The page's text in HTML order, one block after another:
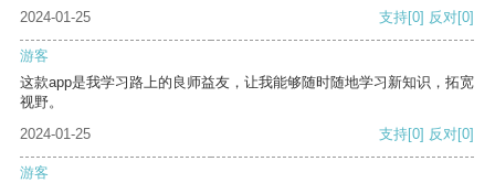
2024-01-25 支持[0] 反对[0]
游客
这款app是我学习路上的良师益友，让我能够随时随地学习新知识，拓宽
视野。
2024-01-25
支持[0] 反对[0]
游客